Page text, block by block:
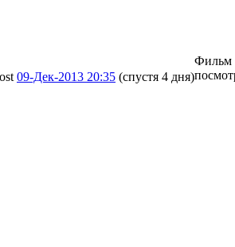
09-Дек-2013 20:35 (спустя 4 дня)
Фильм